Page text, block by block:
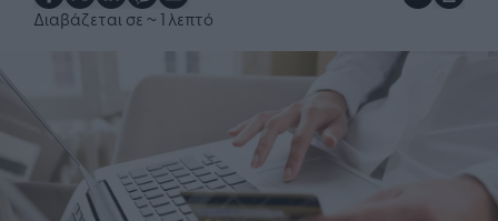
Διαβάζεται σε ~ 1 λεπτό